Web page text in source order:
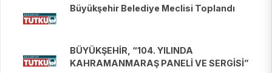
Büyükşehir Belediye Meclisi Toplandı
BÜYÜKŞEHİR, “104. YILINDA
KAHRAMANMARAŞ PANELİ VE SERGİSİ”